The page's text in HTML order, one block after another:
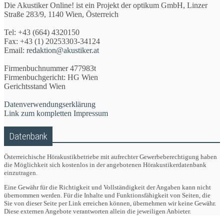
Die Akustiker Online! ist ein Projekt der optikum GmbH, Linzer
Straße 283/9, 1140 Wien, Österreich
Tel: +43 (664) 4320150
Fax: +43 (1) 20253303-34124
Email: redaktion@akustiker.at
Firmenbuchnummer 477983t
Firmenbuchgericht: HG Wien
Gerichtsstand Wien
Datenverwendungserklärung
Link zum kompletten Impressum
Datenbank
Österreichische Hörakustikbetriebe mit aufrechter Gewerbeberechtigung haben
die Möglichkeit sich kostenlos in der angebotenen Hörakustikerdatenbank
einzutragen.
Eine Gewähr für die Richtigkeit und Vollständigkeit der Angaben kann nicht
übernommen werden. Für die Inhalte und Funktionsfähigkeit von Seiten, die
Sie von dieser Seite per Link erreichen können, übernehmen wir keine Gewähr.
Diese externen Angebote verantworten allein die jeweiligen Anbieter.